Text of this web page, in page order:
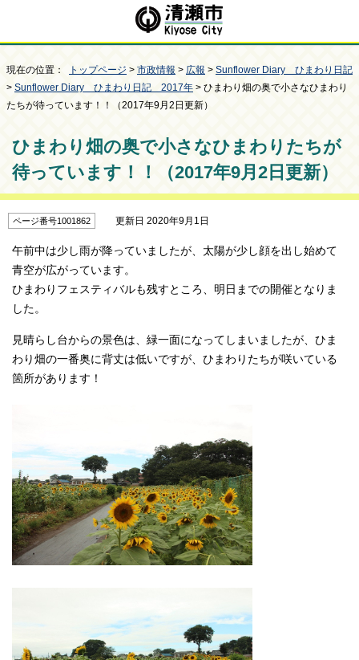
現在の位置： トップページ > 市政情報 > 広報 > Sunflower Diary ひまわり日記
> Sunflower Diary ひまわり日記 2017年 > ひまわり畑の奥で小さなひまわり
たちが待っています！！（2017年9月2日更新）
ひまわり畑の奥で小さなひまわりたちが
待っています！！（2017年9月2日更新）
ページ番号1001862 更新日 2020年9月1日
午前中は少し雨が降っていましたが、太陽が少し顔を出し始めて
青空が広がっています。
ひまわりフェスティバルも残すところ、明日までの開催となりま
した。
見晴らし台からの景色は、緑一面になってしまいましたが、ひま
わり畑の一番奥に背丈は低いですが、ひまわりたちが咲いている
箇所があります！